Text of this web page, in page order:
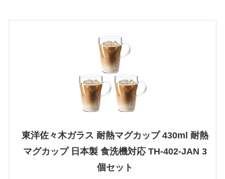
東洋佐々木ガラス 耐熱マグカップ 430ml 耐熱
マグカップ 日本製 食洗機対応 TH-402-JAN 3
個セット